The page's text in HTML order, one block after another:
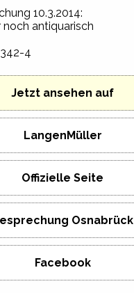
10.3.2014:
noch antiquarisch
4
Jetzt ansehen auf
LangenMüller
Offizielle Seite
Osnabrück
Facebook